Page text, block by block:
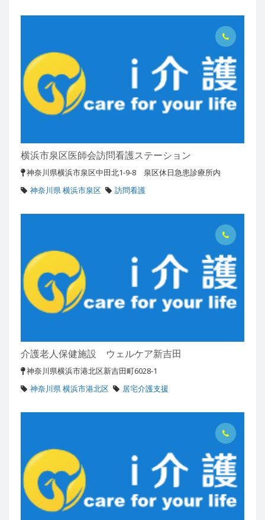
横浜市泉区医師会訪問看護ステーション
神奈川県横浜市泉区中田北1-9-8 泉区休日急患診療所内
神奈川県 横浜市泉区
訪問看護
介護老人保健施設 ウェルケア新吉田
神奈川県横浜市港北区新吉田町6028-1
神奈川県 横浜市港北区
居宅介護支援